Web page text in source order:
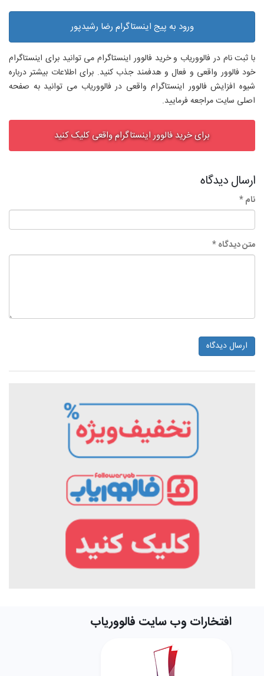
ورود به پیج اینستاگرام رضا رشیدپور
با ثبت نام در فالووریاب و خرید فالوور اینستاگرام می توانید برای اینستاگرام
خود فالوور واقعی و فعال و هدفمند جذب کنید. برای اطلاعات بیشتر درباره
شیوه افزایش فالوور اینستاگرام واقعی در فالووریاب می توانید به صفحه
اصلی سایت مراجعه فرمایید.
برای خرید فالوور اینستاگرام واقعی کلیک کنید
ارسال دیدگاه
نام *
متن دیدگاه *
ارسال دیدگاه
افتخارات وب سایت فالووریاب